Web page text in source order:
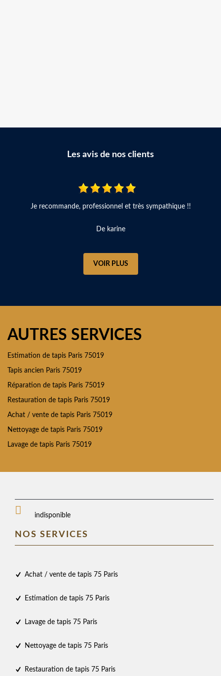
Les avis de nos clients
Je recommande, professionnel et très sympathique !!
De karine
VOIR PLUS
AUTRES SERVICES
Estimation de tapis Paris 75019
Tapis ancien Paris 75019
Réparation de tapis Paris 75019
Restauration de tapis Paris 75019
Achat / vente de tapis Paris 75019
Nettoyage de tapis Paris 75019
Lavage de tapis Paris 75019
indisponible
NOS SERVICES
Achat / vente de tapis 75 Paris
Estimation de tapis 75 Paris
Lavage de tapis 75 Paris
Nettoyage de tapis 75 Paris
Restauration de tapis 75 Paris